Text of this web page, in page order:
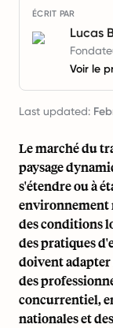
ÉCRIT PAR
Lucas
Voir le
Last updated:
Le marché du
paysage
s'étendre ou à
environnement
des conditions
des pratiques
doivent
des
concurrentiel,
nationales et